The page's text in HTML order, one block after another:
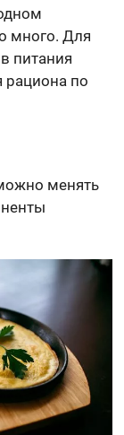
много. Для
питания
рациона по
менять